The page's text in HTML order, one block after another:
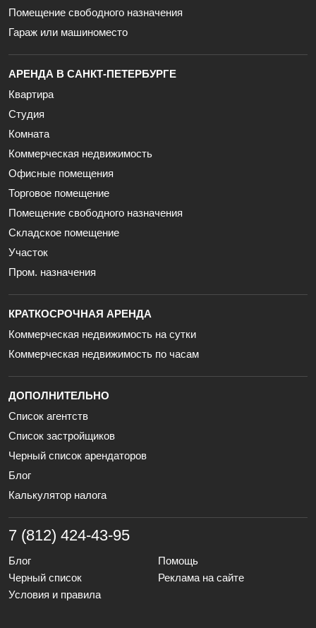
Помещение свободного назначения
Гараж или машиноместо
АРЕНДА В САНКТ-ПЕТЕРБУРГЕ
Квартира
Студия
Комната
Коммерческая недвижимость
Офисные помещения
Торговое помещение
Помещение свободного назначения
Складское помещение
Участок
Пром. назначения
КРАТКОСРОЧНАЯ АРЕНДА
Коммерческая недвижимость на сутки
Коммерческая недвижимость по часам
ДОПОЛНИТЕЛЬНО
Список агентств
Список застройщиков
Черный список арендаторов
Блог
Калькулятор налога
7 (812) 424-43-95
Блог
Помощь
Черный список
Реклама на сайте
Условия и правила